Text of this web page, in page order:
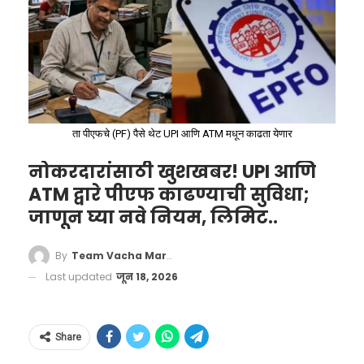
पीडितांना न्याय देण्यासाठी आणि आर्थिक फसवणूक
प्रकरणांमध्ये जलद कारवाईसाठी तयार करण्यात आली
आहे.
तक्रारींचे स्मार्ट विश्लेषण
तपास प्रक्रियेचा वेळ कमी
आरोपी ओळखण्यात मदत
पीडितांना लवकर न्याय
ता पीएफचे (PF) पैसे थेट UPI आणि ATM मधून काढता येणार
नोकरदारांसाठी खुशखबर! UPI आणि
ATM द्वारे पीएफ काढण्याची सुविधा;
जाणून घ्या नवे नियम, लिमिट..
By Team Vacha Marathi
Last updated जून 18, 2026
Share